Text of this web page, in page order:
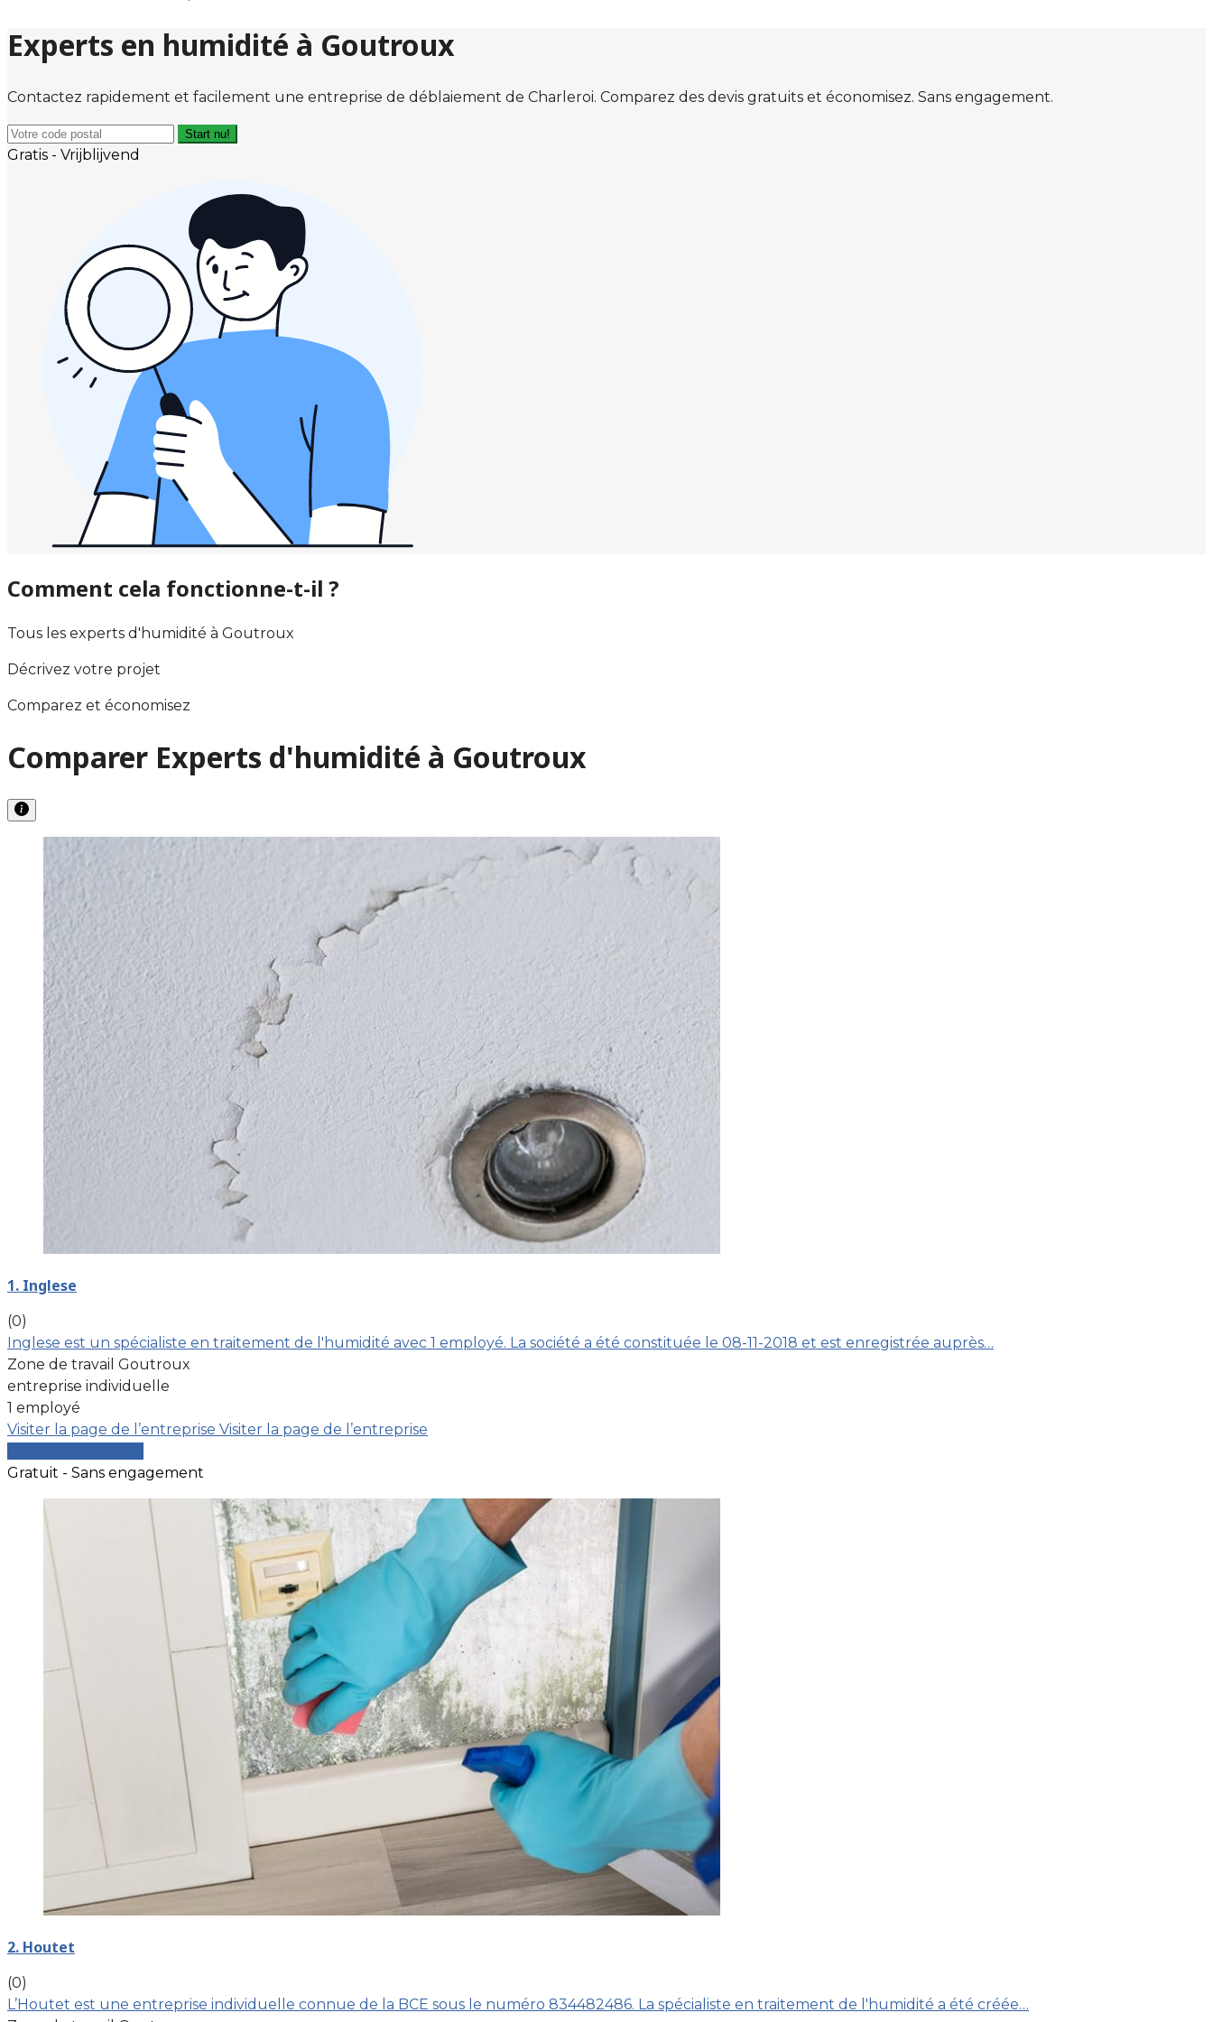
Experts en humidité à Goutroux
Contactez rapidement et facilement une entreprise de déblaiement de Charleroi. Comparez des devis gratuits et économisez. Sans engagement.
Start nu!
Gratis - Vrijblijvend
Comment cela fonctionne-t-il ?
Tous les experts d'humidité à Goutroux
Décrivez votre projet
Comparez et économisez
Comparer Experts d'humidité à Goutroux
1. Inglese
(0)
Inglese est un spécialiste en traitement de l'humidité avec 1 employé. La société a été constituée le 08-11-2018 et est enregistrée auprès…
Zone de travail Goutroux
entreprise individuelle
1 employé
Visiter la page de l’entreprise Visiter la page de l’entreprise
Gratuit - Sans engagement
2. Houtet
(0)
L’Houtet est une entreprise individuelle connue de la BCE sous le numéro 834482486. La spécialiste en traitement de l'humidité a été créée…